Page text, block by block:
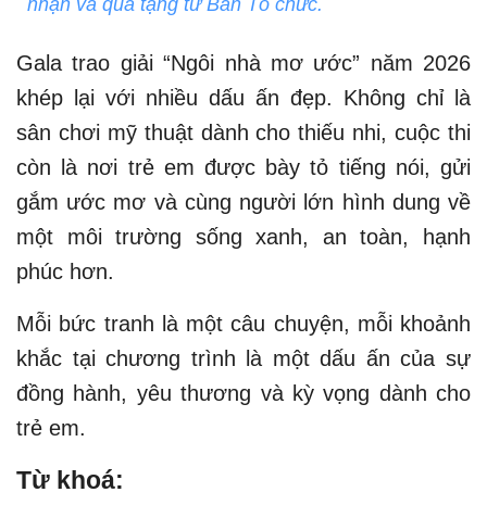
Gala trao giải “Ngôi nhà mơ ước” năm 2026
khép lại với nhiều dấu ấn đẹp. Không chỉ là
sân chơi mỹ thuật dành cho thiếu nhi, cuộc thi
còn là nơi trẻ em được bày tỏ tiếng nói, gửi
gắm ước mơ và cùng người lớn hình dung về
một môi trường sống xanh, an toàn, hạnh
phúc hơn.
Mỗi bức tranh là một câu chuyện, mỗi khoảnh
khắc tại chương trình là một dấu ấn của sự
đồng hành, yêu thương và kỳ vọng dành cho
trẻ em.
Từ khoá: